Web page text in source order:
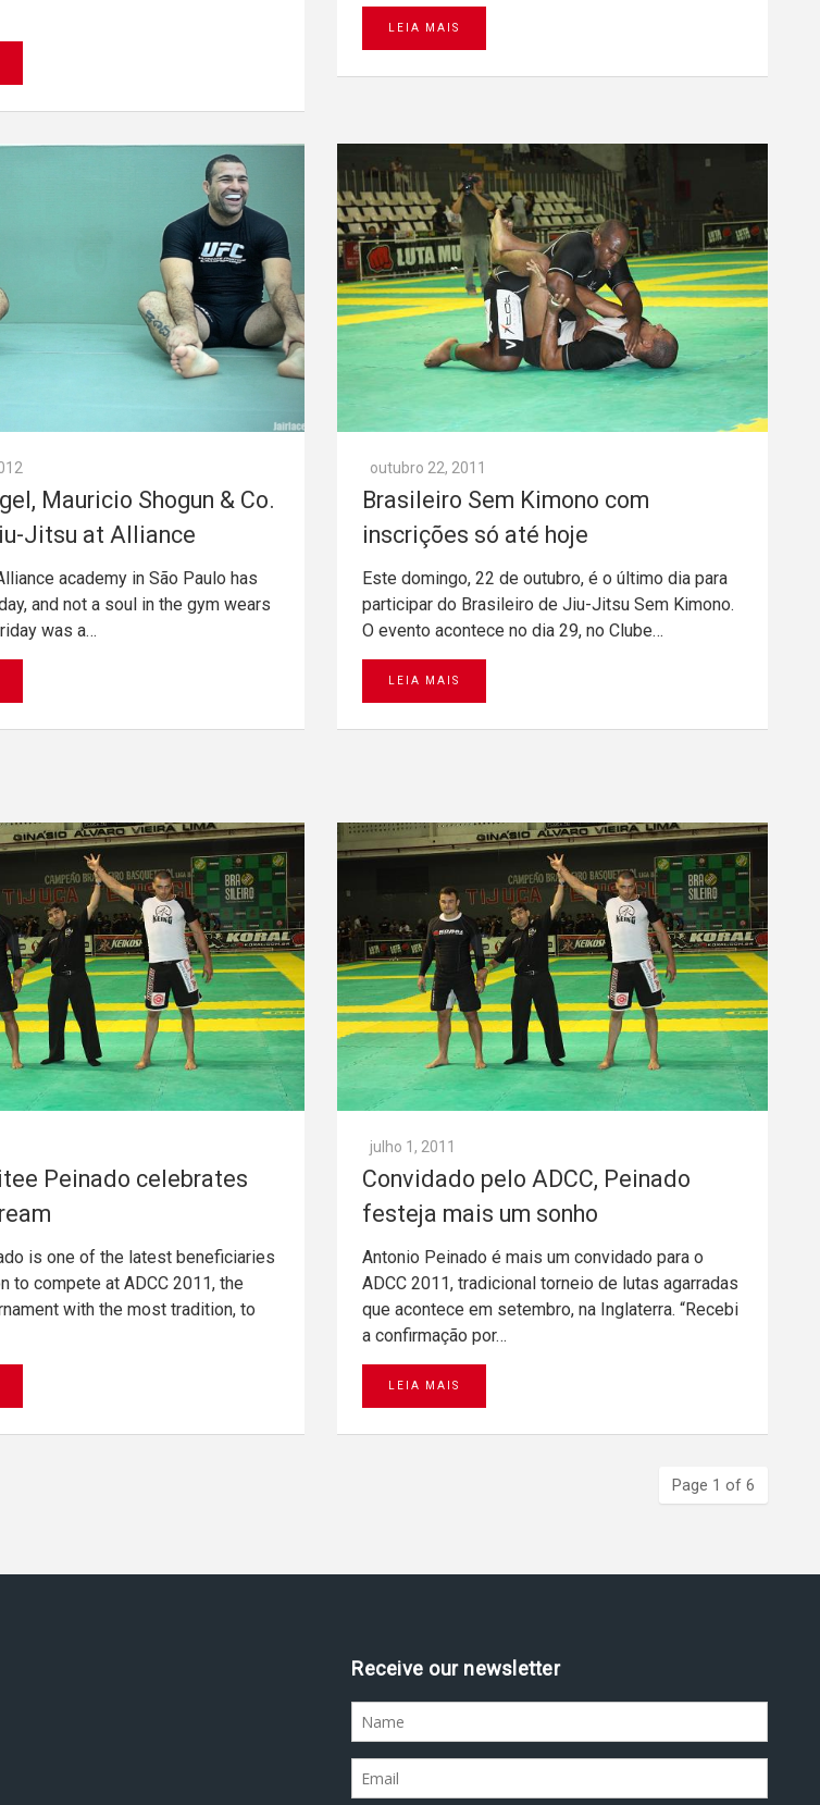
LEIA MAIS
Mauricio Shogun & Co.
Jitsu at Alliance
academy in São Paulo has
and not a soul in the gym wears
was a…
outubro 22, 2011
Brasileiro Sem Kimono com
inscrições só até hoje
Este domingo, 22 de outubro, é o último dia para
participar do Brasileiro de Jiu-Jitsu Sem Kimono.
O evento acontece no dia 29, no Clube…
LEIA MAIS
Peinado celebrates
is one of the latest beneficiaries
to compete at ADCC 2011, the
with the most tradition, to
julho 1, 2011
Convidado pelo ADCC, Peinado
festeja mais um sonho
Antonio Peinado é mais um convidado para o
ADCC 2011, tradicional torneio de lutas agarradas
que acontece em setembro, na Inglaterra. “Recebi
a confirmação por…
LEIA MAIS
Page 1 of 6
Assine nossa newsletter